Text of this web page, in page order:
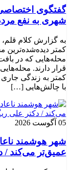
گفتگوی اختصاصی
شهری به نفع
به گزارش کلام
کمتر دیده‌شده‌ترین
محله‌هایی که در
قرار دارند.
کمتر به زندگی جاری
با چالش‌هایی […]
05 آگوست 2026
شهر هوشمند
عمیق‌تر می‌کند /